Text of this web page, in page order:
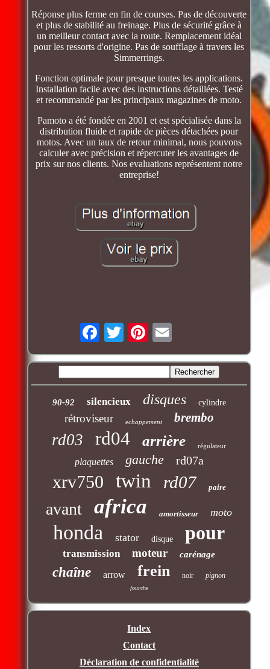
Réponse plus ferme en fin de courses. Pas de découverte
et plus de stabilité au freinage. Plus de sécurité grâce à
un meilleur contact avec la route. Remplacement idéal
pour les ressorts d'origine. Pas de soufflage à travers les
Simmerrings.
Fonction optimale pour presque toutes les applications.
Installation facile avec des instructions détaillées. Testé
et recommandé par les principaux magazines de moto.
Pamoto a été fondée en 2001 et est spécialisée dans la
distribution fluide et rapide de pièces détachées pour
motos. Avec un taux de retour minimal, nous pouvons
calculer avec précision et répercuter les avantages de
prix sur nos clients. Nos evaluations représentent notre
entreprise!
90-92 silencieux disques cylindre
rétroviseur echappement brembo
rd03 rd04 arrière régulateur
plaquettes gauche rd07a
xrv750 twin rd07 paire
avant africa amortisseur moto
honda stator disque pour
transmission moteur carénage
chaîne arrow frein noir pignon
fourche
Index
Contact
Déclaration de confidentialité